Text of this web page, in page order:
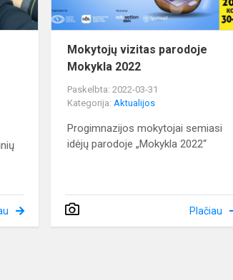
Mokytojų vizitas parodoje
Mokykla 2022
Paskelbta: 2022-03-31
Kategorija:Aktualijos
Progimnazijos mokytojai semiasi
idėjų parodoje „Mokykla 2022“
Plačiau